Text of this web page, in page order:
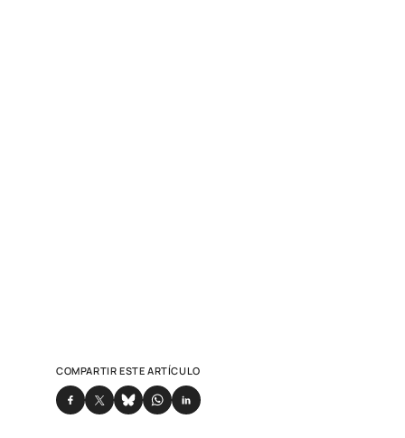
COMPARTIR ESTE ARTÍCULO